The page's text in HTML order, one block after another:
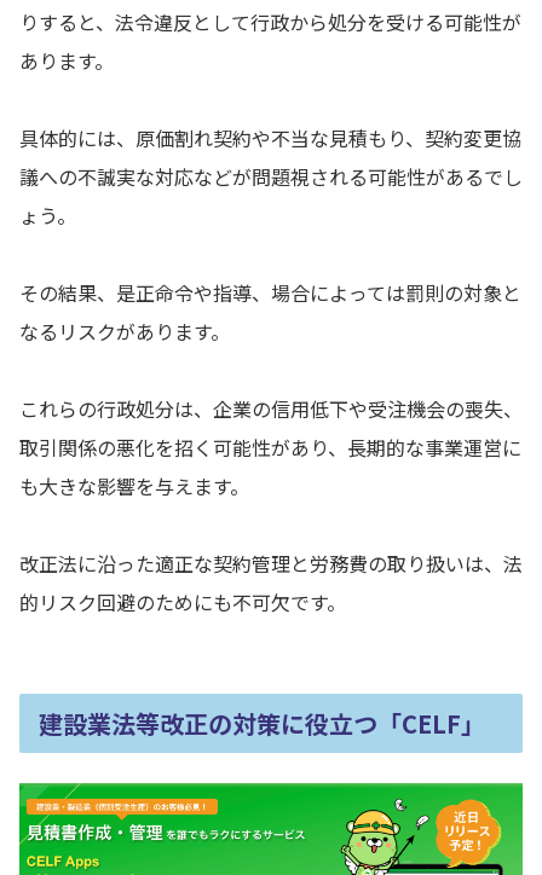
りすると、法令違反として行政から処分を受ける可能性が
あります。
具体的には、原価割れ契約や不当な見積もり、契約変更協
議への不誠実な対応などが問題視される可能性があるでし
ょう。
その結果、是正命令や指導、場合によっては罰則の対象と
なるリスクがあります。
これらの行政処分は、企業の信用低下や受注機会の喪失、
取引関係の悪化を招く可能性があり、長期的な事業運営に
も大きな影響を与えます。
改正法に沿った適正な契約管理と労務費の取り扱いは、法
的リスク回避のためにも不可欠です。
建設業法等改正の対策に役立つ「CELF」